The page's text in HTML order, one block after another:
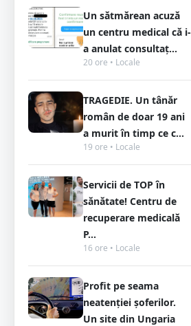
Un sătmărean acuză
un centru medical că i-
a anulat consultaț...
20 ore • Locale
TRAGEDIE. Un tânăr
român de doar 19 ani
a murit în timp ce c...
19 ore • Locale
Servicii de TOP în
sănătate! Centru de
recuperare medicală
P...
16 ore • Locale
Profit pe seama
neatenției șoferilor.
Un site din Ungaria